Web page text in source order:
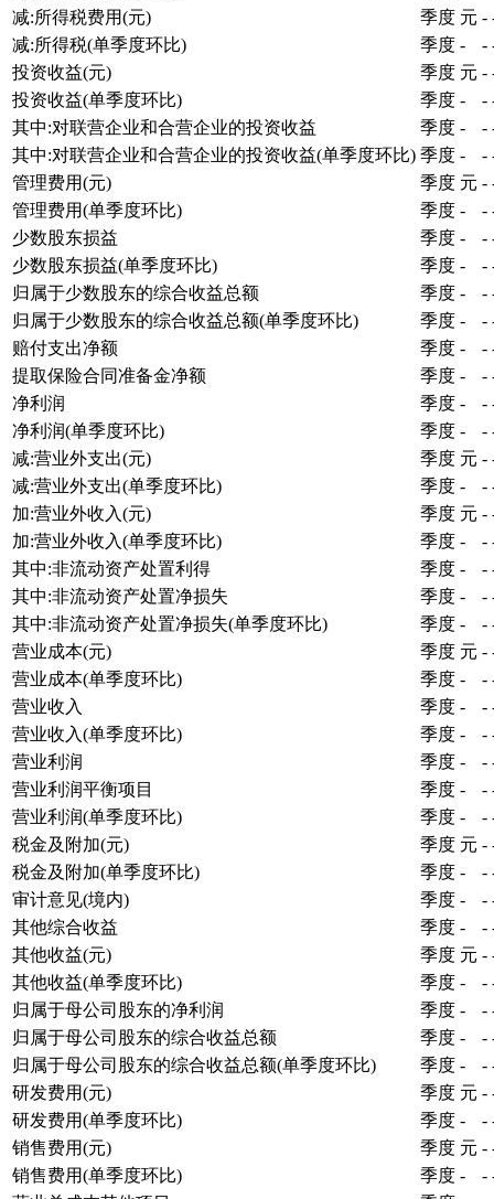
减:所得税费用(元)
季度 元 -
减:所得税(单季度环比)
季度 - -
投资收益(元)
季度 元 -
投资收益(单季度环比)
季度 - -
其中:对联营企业和合营企业的投资收益
季度 - -
其中:对联营企业和合营企业的投资收益(单季度环比) 季度 - -
管理费用(元)
季度 元 -
管理费用(单季度环比)
季度 - -
少数股东损益
季度 - -
少数股东损益(单季度环比)
季度 - -
归属于少数股东的综合收益总额
季度 - -
归属于少数股东的综合收益总额(单季度环比)
季度 - -
赔付支出净额
季度 - -
提取保险合同准备金净额
季度 - -
净利润
季度 - -
净利润(单季度环比)
季度 - -
减:营业外支出(元)
季度 元 -
减:营业外支出(单季度环比)
季度 - -
加:营业外收入(元)
季度 元 -
加:营业外收入(单季度环比)
季度 - -
其中:非流动资产处置利得
季度 - -
其中:非流动资产处置净损失
季度 - -
其中:非流动资产处置净损失(单季度环比)
季度 - -
营业成本(元)
季度 元 -
营业成本(单季度环比)
季度 - -
营业收入
季度 - -
营业收入(单季度环比)
季度 - -
营业利润
季度 - -
营业利润平衡项目
季度 - -
营业利润(单季度环比)
季度 - -
税金及附加(元)
季度 元 -
税金及附加(单季度环比)
季度 - -
审计意见(境内)
季度 - -
其他综合收益
季度 - -
其他收益(元)
季度 元 -
其他收益(单季度环比)
季度 - -
归属于母公司股东的净利润
季度 - -
归属于母公司股东的综合收益总额
季度 - -
归属于母公司股东的综合收益总额(单季度环比)
季度 - -
研发费用(元)
季度 元 -
研发费用(单季度环比)
季度 - -
销售费用(元)
季度 元 -
销售费用(单季度环比)
季度 - -